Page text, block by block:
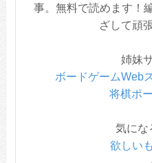
事。無料で読めます！
ざして頑
姉妹
ボードゲームWeb
将棋ポ
気にな
欲しい